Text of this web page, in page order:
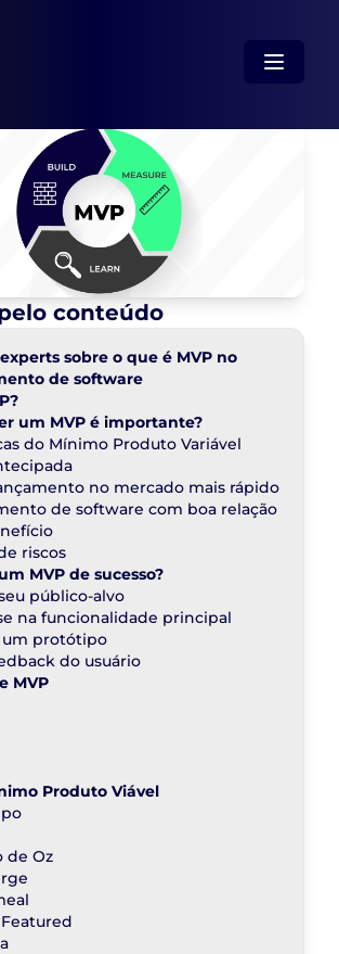
conteúdo
sobre o que é MVP no
de software
um MVP é importante?
do Mínimo Produto Variável
no mercado mais rápido
de software com boa relação
riscos
MVP de sucesso?
público-alvo
na funcionalidade principal
um protótipo
do usuário
MVP
Produto Viável
de Oz